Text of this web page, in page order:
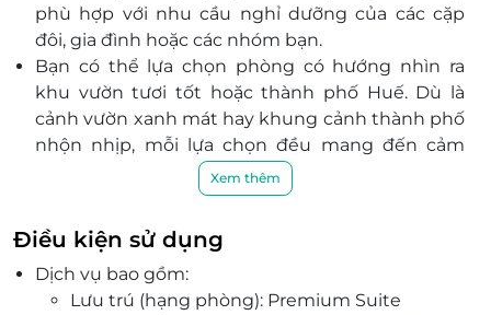
phù hợp với nhu cầu nghỉ dưỡng của các cặp
đôi, gia đình hoặc các nhóm bạn.
Bạn có thể lựa chọn phòng có hướng nhìn ra
khu vườn tươi tốt hoặc thành phố Huế. Dù là
cảnh vườn xanh mát hay khung cảnh thành phố
nhộn nhịp, mỗi lựa chọn đều mang đến cảm
giác yên bình và dễ chịu.
Tọa lạc tại thành phố Huế, cách Chợ Đông Ba 1,4
km, Senna Hue Hotel cung cấp chỗ nghỉ với nhà
hàng, chỗ đỗ xe riêng miễn phí, hồ bơi ngoài trời
và quầy bar. Khách sạn 5 sao này có WiFi miễn
phí, vườn, sân hiên, lễ tân 24 giờ và dịch vụ
Xem thêm
Điều kiện sử dụng
Dịch vụ bao gồm:
Lưu trú (hạng phòng): Premium Suite